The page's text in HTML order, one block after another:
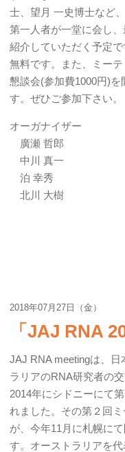
士、望月 一史博士など
第一人者が一堂に会し
紹介していただく予定
無料です。また、ミー
懇談会(参加費1000円)を
す。ぜひご参加下さい。
オーガナイザー
廣瀬 哲郎
中川 真一
泊 幸秀
北川 大樹
2018年07月27日（金）
「JAJ RNA
JAJ RNA meetingは、日
ラリアのRNA研究者の交
2014年にシドニーにて
れました。その第２回
が、今年11月に札幌に
す。オーストラリアを